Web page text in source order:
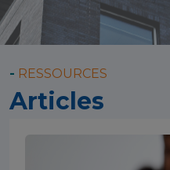
- RESSOURCES
Articles